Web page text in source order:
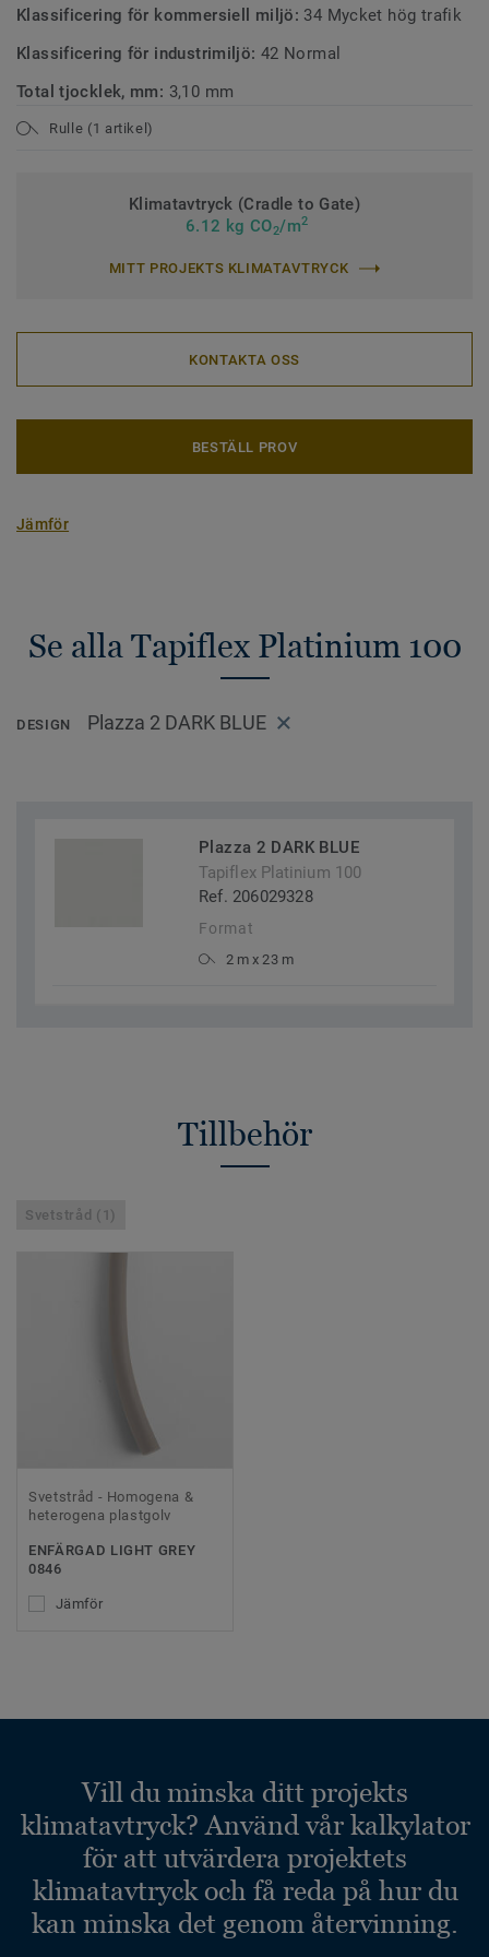
Klassificering för kommersiell miljö: 34 Mycket hög trafik
Klassificering för industrimiljö: 42 Normal
Total tjocklek, mm: 3,10 mm
Rulle (1 artikel)
Klimatavtryck (Cradle to Gate)
6.12 kg CO2/m2
MITT PROJEKTS KLIMATAVTRYCK
KONTAKTA OSS
BESTÄLL PROV
Jämför
Se alla Tapiflex Platinium 100
DESIGN Plazza 2 DARK BLUE
Plazza 2 DARK BLUE
Tapiflex Platinium 100
Ref. 206029328
Format
2 m x 23 m
Tillbehör
Svetstråd (1)
Svetstråd - Homogena &
heterogena plastgolv
ENFÄRGAD LIGHT GREY
0846
Jämför
Vill du minska ditt projekts
klimatavtryck? Använd vår kalkylator
för att utvärdera projektets
klimatavtryck och få reda på hur du
kan minska det genom återvinning.